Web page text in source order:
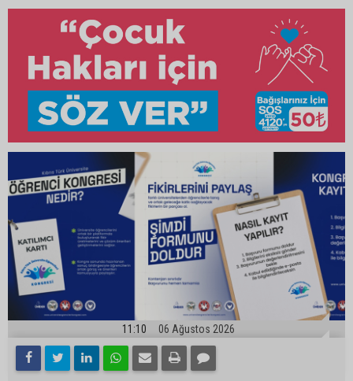
11:10 06 Ağustos 2026